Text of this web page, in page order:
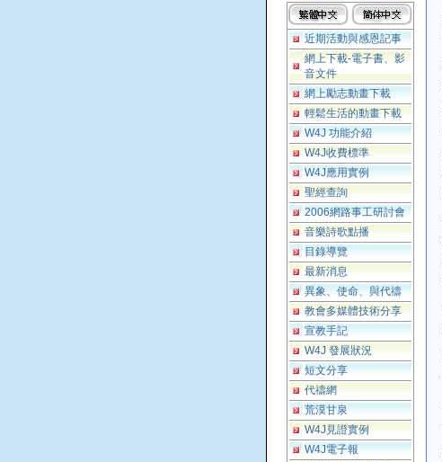
近期活動與感恩記事
網上下載-電子書、影
音文件
網上勵志動畫下載
輕鬆生活的動畫下載
W4J 功能介紹
W4J收費標準
W4J應用實例
聖經查詢
2006網路事工研討會
音樂詩歌點播
目錄導覽
最新消息
異象、使命、與代禱
教會多媒體技術分享
宣教手記
W4J 發展狀況
短文分享
代禱網
荒漠甘泉
W4J見證實例
W4J電子報